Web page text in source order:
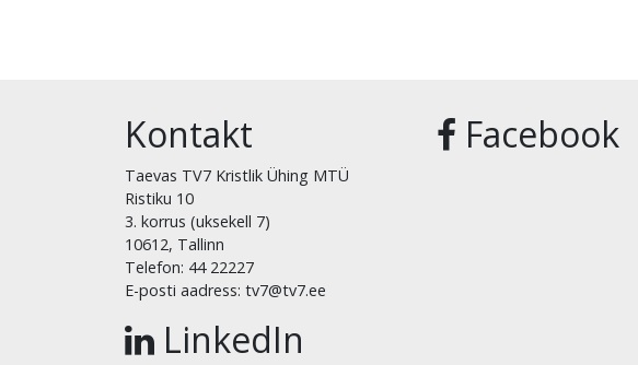
Kontakt
Taevas TV7 Kristlik Ühing MTÜ
Ristiku 10
3. korrus (uksekell 7)
10612, Tallinn
Telefon: 44 22227
E-posti aadress: tv7@tv7.ee
LinkedIn
Facebook